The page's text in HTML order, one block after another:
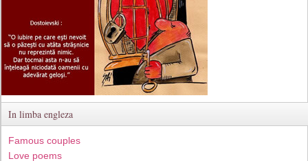
In limba engleza
Famous couples
Love poems